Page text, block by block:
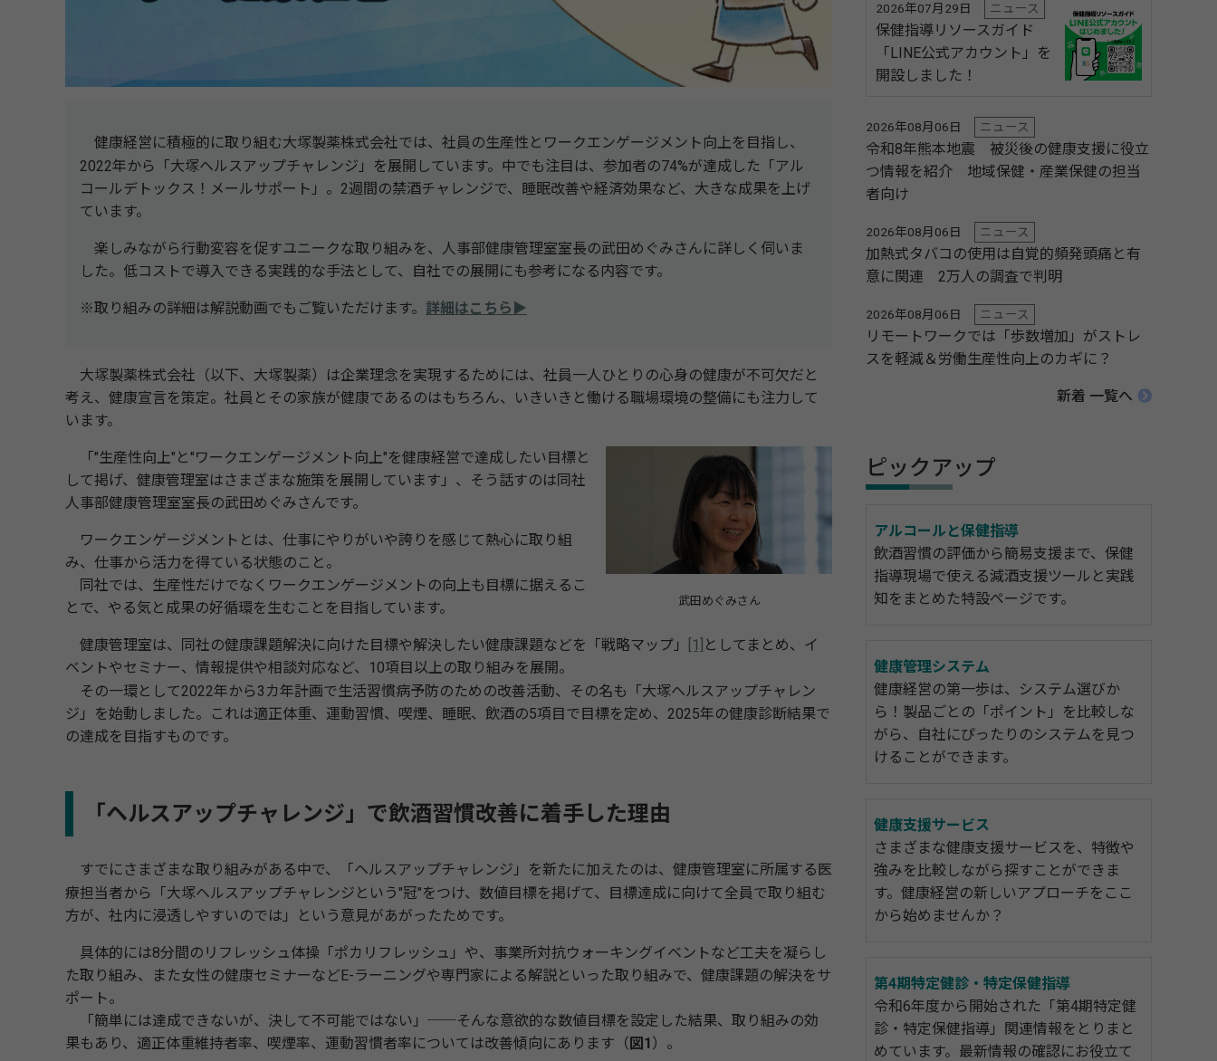
健康経営に積極的に取り組む大塚製薬株式会社では、社員の生産性とワークエンゲージメント向上を目指し、
2022年から「大塚ヘルスアップチャレンジ」を展開しています。中でも注目は、参加者の74%が達成した「アル
コールデトックス！メールサポート」。2週間の禁酒チャレンジで、睡眠改善や経済効果など、大きな成果を上げ
ています。
楽しみながら行動変容を促すユニークな取り組みを、人事部健康管理室室長の武田めぐみさんに詳しく伺いま
した。低コストで導入できる実践的な手法として、自社での展開にも参考になる内容です。
※取り組みの詳細は解説動画でもご覧いただけます。 詳細はこちら▶
大塚製薬株式会社（以下、大塚製薬）は企業理念を実現するためには、社員一人ひとりの心身の健康が不可欠だと
考え、健康宣言を策定。社員とその家族が健康であるのはもちろん、いきいきと働ける職場環境の整備にも注力して
います。
武田めぐみさん
「"生産性向上"と"ワークエンゲージメント向上"を健康経営で達成したい目標と
して掲げ、健康管理室はさまざまな施策を展開しています」、そう話すのは同社
人事部健康管理室室長の武田めぐみさんです。
ワークエンゲージメントとは、仕事にやりがいや誇りを感じて熱心に取り組
み、仕事から活力を得ている状態のこと。
同社では、生産性だけでなくワークエンゲージメントの向上も目標に据えるこ
とで、やる気と成果の好循環を生むことを目指しています。
健康管理室は、同社の健康課題解決に向けた目標や解決したい健康課題などを「戦略マップ」 [1] としてまとめ、イ
ベントやセミナー、情報提供や相談対応など、10項目以上の取り組みを展開。
その一環として2022年から3カ年計画で生活習慣病予防のための改善活動、その名も「大塚ヘルスアップチャレン
ジ」を始動しました。これは適正体重、運動習慣、喫煙、睡眠、飲酒の5項目で目標を定め、2025年の健康診断結果で
の達成を目指すものです。
「ヘルスアップチャレンジ」で飲酒習慣改善に着手した理由
すでにさまざまな取り組みがある中で、「ヘルスアップチャレンジ」を新たに加えたのは、健康管理室に所属する医
療担当者から「大塚ヘルスアップチャレンジという"冠"をつけ、数値目標を掲げて、目標達成に向けて全員で取り組む
方が、社内に浸透しやすいのでは」という意見があがったためです。
具体的には8分間のリフレッシュ体操「ポカリフレッシュ」や、事業所対抗ウォーキングイベントなど工夫を凝らし
た取り組み、また女性の健康セミナーなどE-ラーニングや専門家による解説といった取り組みで、健康課題の解決をサ
ポート。
「簡単には達成できないが、決して不可能ではない」──そんな意欲的な数値目標を設定した結果、取り組みの効
果もあり、適正体重維持者率、喫煙率、運動習慣者率については改善傾向にあります（ 図1 ）。
2026年07月29日 ニュース
保健指導リソースガイド
「LINE公式アカウント」を
開設しました！
2026年08月06日 ニュース
令和8年熊本地震 被災後の健康支援に役立
つ情報を紹介 地域保健・産業保健の担当
者向け
2026年08月06日 ニュース
加熱式タバコの使用は自覚的頻発頭痛と有
意に関連 2万人の調査で判明
2026年08月06日 ニュース
リモートワークでは「歩数増加」がストレ
スを軽減＆労働生産性向上のカギに？
新着 一覧へ
ピックアップ
アルコールと保健指導
飲酒習慣の評価から簡易支援まで、保健
指導現場で使える減酒支援ツールと実践
知をまとめた特設ページです。
健康管理システム
健康経営の第一歩は、システム選びか
ら！製品ごとの「ポイント」を比較しな
がら、自社にぴったりのシステムを見つ
けることができます。
健康支援サービス
さまざまな健康支援サービスを、特徴や
強みを比較しながら探すことができま
す。健康経営の新しいアプローチをここ
から始めませんか？
第4期特定健診・特定保健指導
令和6年度から開始された「第4期特定健
診・特定保健指導」関連情報をとりまと
めています。最新情報の確認にお役立て